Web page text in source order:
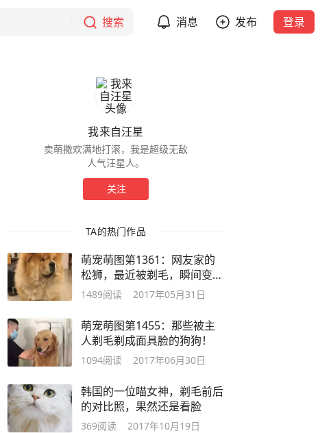
搜索 消息 发布 登录
我来自汪星
卖萌撒欢满地打滚，我是超级无敌
人气汪星人。
关注
TA的热门作品
萌宠萌图第1361：网友家的
松狮，最近被剃毛，瞬间变身
了！
1489阅读 2017年05月31日
萌宠萌图第1455：那些被主
人剃毛剃成面具脸的狗狗！
1094阅读 2017年06月30日
韩国的一位喵女神，剃毛前后
的对比照，果然还是看脸
369阅读 2017年10月19日